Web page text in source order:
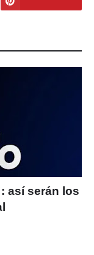
así serán los